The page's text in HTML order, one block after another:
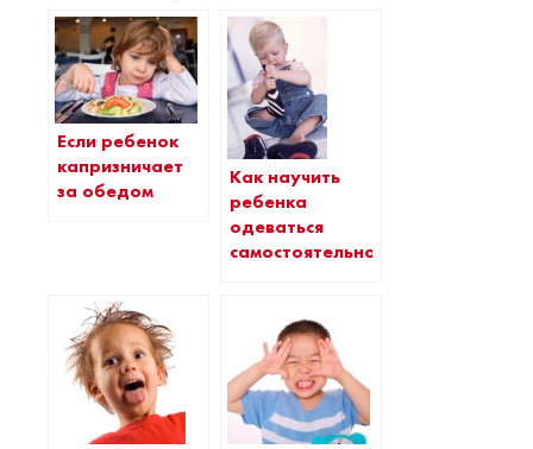
Если ребенок
капризничает
за обедом
Как научить
ребенка
одеваться
самостоятельно?